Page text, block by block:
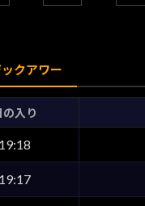
クアワー
の入り